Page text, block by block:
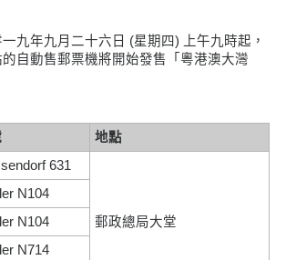
九年九月二十六日 (星期四) 上午九時起，
自動售郵票機將開始發售「粵港澳大灣
地點
631
郵政總局大堂
N104
N104
N714